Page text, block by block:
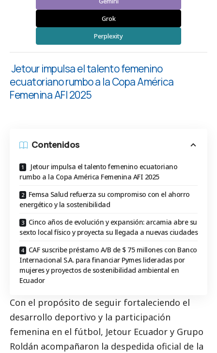
Grok
Perplexity
Jetour impulsa el talento femenino
ecuatoriano rumbo a la Copa América
Femenina AFI 2025
Contenidos
Jetour impulsa el talento femenino ecuatoriano
rumbo a la Copa América Femenina AFI 2025
Femsa Salud refuerza su compromiso con el ahorro
energético y la sostenibilidad
Cinco años de evolución y expansión: arcamia abre su
sexto local físico y proyecta su llegada a nuevas ciudades
CAF suscribe préstamo A/B de $ 75 millones con Banco
Internacional S.A. para financiar Pymes lideradas por
mujeres y proyectos de sostenibilidad ambiental en
Ecuador
Con el propósito de seguir fortaleciendo el
desarrollo deportivo y la participación
femenina en el fútbol, Jetour Ecuador y Grupo
Roldán acompañaron la despedida oficial de la